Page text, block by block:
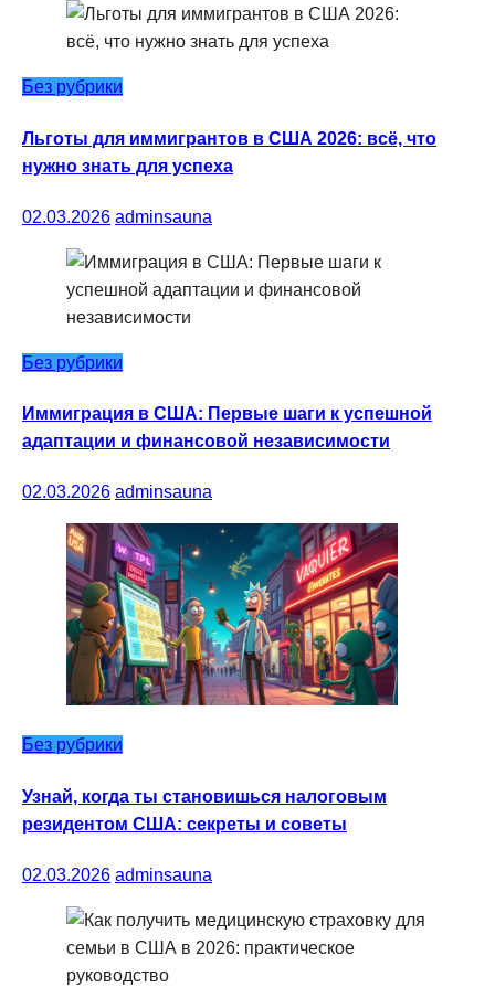
Без рубрики
Льготы для иммигрантов в США 2026: всё, что
нужно знать для успеха
02.03.2026 adminsauna
Без рубрики
Иммиграция в США: Первые шаги к успешной
адаптации и финансовой независимости
02.03.2026 adminsauna
Без рубрики
Узнай, когда ты становишься налоговым
резидентом США: секреты и советы
02.03.2026 adminsauna